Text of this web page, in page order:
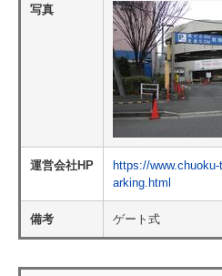
写真
運営会社HP
https://
arking.html
備考 ゲート式